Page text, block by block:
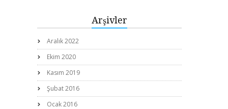
Arşivler
Aralık 2022
Ekim 2020
Kasım 2019
Şubat 2016
Ocak 2016